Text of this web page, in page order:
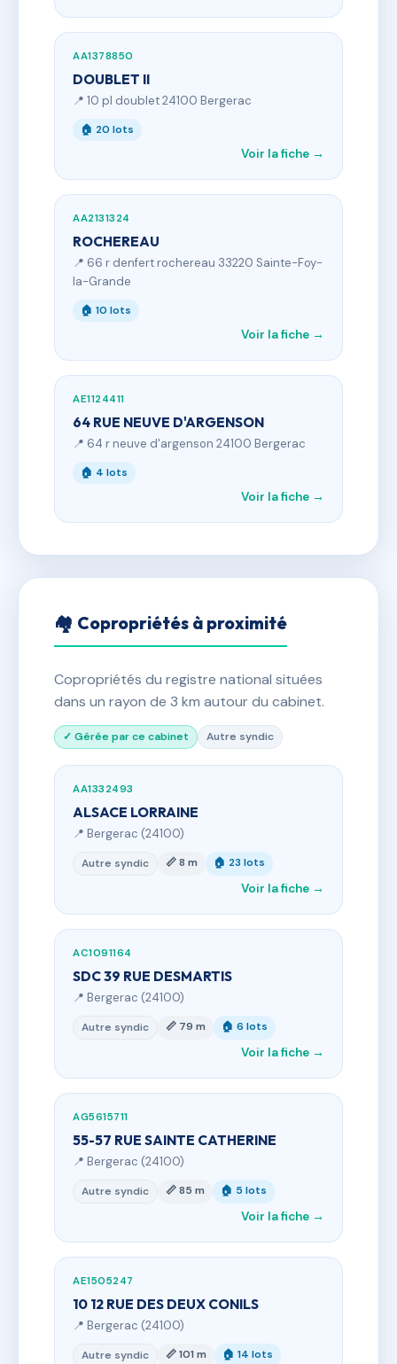
AA1378850
DOUBLET II
📍 10 pl doublet 24100 Bergerac
🏠 20 lots
Voir la fiche →
AA2131324
ROCHEREAU
📍 66 r denfert rochereau 33220 Sainte-Foy-
la-Grande
🏠 10 lots
Voir la fiche →
AE1124411
64 RUE NEUVE D'ARGENSON
📍 64 r neuve d'argenson 24100 Bergerac
🏠 4 lots
Voir la fiche →
🏘 Copropriétés à proximité
Copropriétés du registre national situées
dans un rayon de 3 km autour du cabinet.
✓ Gérée par ce cabinet Autre syndic
AA1332493
ALSACE LORRAINE
📍 Bergerac (24100)
Autre syndic 📏 8 m 🏠 23 lots
Voir la fiche →
AC1091164
SDC 39 RUE DESMARTIS
📍 Bergerac (24100)
Autre syndic 📏 79 m 🏠 6 lots
Voir la fiche →
AG5615711
55-57 RUE SAINTE CATHERINE
📍 Bergerac (24100)
Autre syndic 📏 85 m 🏠 5 lots
Voir la fiche →
AE1505247
10 12 RUE DES DEUX CONILS
📍 Bergerac (24100)
Autre syndic 📏 101 m 🏠 14 lots